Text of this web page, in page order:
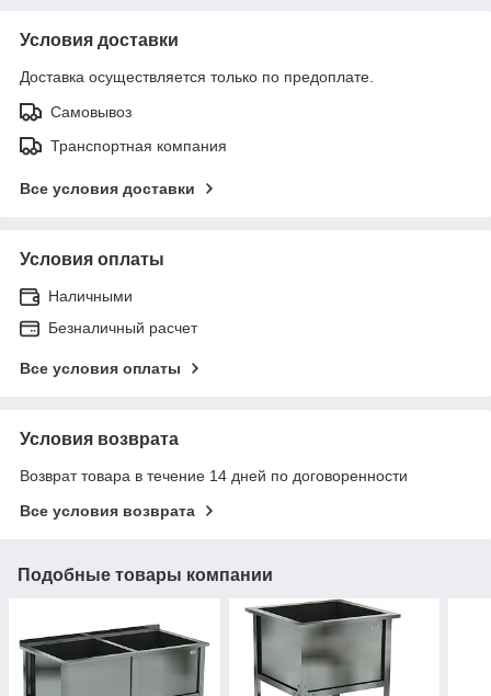
Условия доставки
Доставка осуществляется только по предоплате.
Самовывоз
Транспортная компания
Все условия доставки
Условия оплаты
Наличными
Безналичный расчет
Все условия оплаты
Условия возврата
Возврат товара в течение 14 дней по договоренности
Все условия возврата
Подобные товары компании